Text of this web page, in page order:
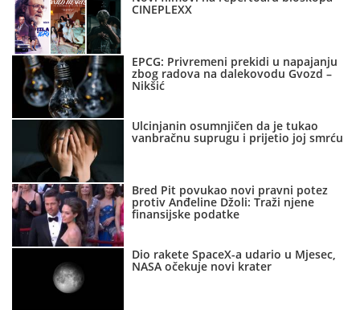
CINEPLEXX
EPCG: Privremeni prekidi u napajanju
zbog radova na dalekovodu Gvozd –
Nikšić
Ulcinjanin osumnjičen da je tukao
vanbračnu suprugu i prijetio joj smrću
Bred Pit povukao novi pravni potez
protiv Anđeline Džoli: Traži njene
finansijske podatke
Dio rakete SpaceX-a udario u Mjesec,
NASA očekuje novi krater